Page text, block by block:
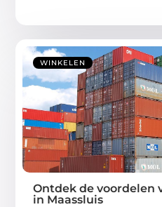
WINKELEN
Ontdek de voordelen
in Maassluis